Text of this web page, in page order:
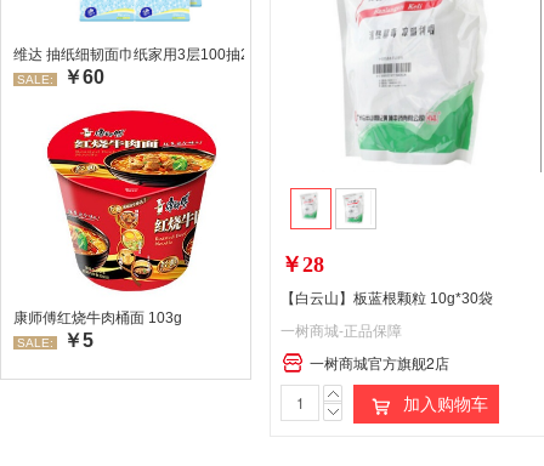
维达 抽纸细韧面巾纸家用3层100抽24包/箱 超值装 偏远地区不发货偏远地区:(含
SALE: ￥60
康师傅红烧牛肉桶面 103g
SALE: ￥5
￥28
【白云山】板蓝根颗粒 10g*30袋
一树商城-正品保障
一树商城官方旗舰2店
加入购物车